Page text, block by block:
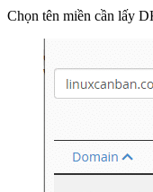
Chọn tên miền cần lấy